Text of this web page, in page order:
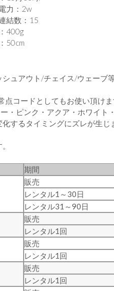
力：2w
結数：15
400g
50cm
ュアウト/チェイス/ウェーブ
コードとしてもお使い頂けま
・ピンク・アクア・ホワイト
するタイミングにズレが生じ
期間
販売
レンタル1～30日
レンタル31～90日
販売
レンタル1回
販売
レンタル1回
販売
レンタル1回